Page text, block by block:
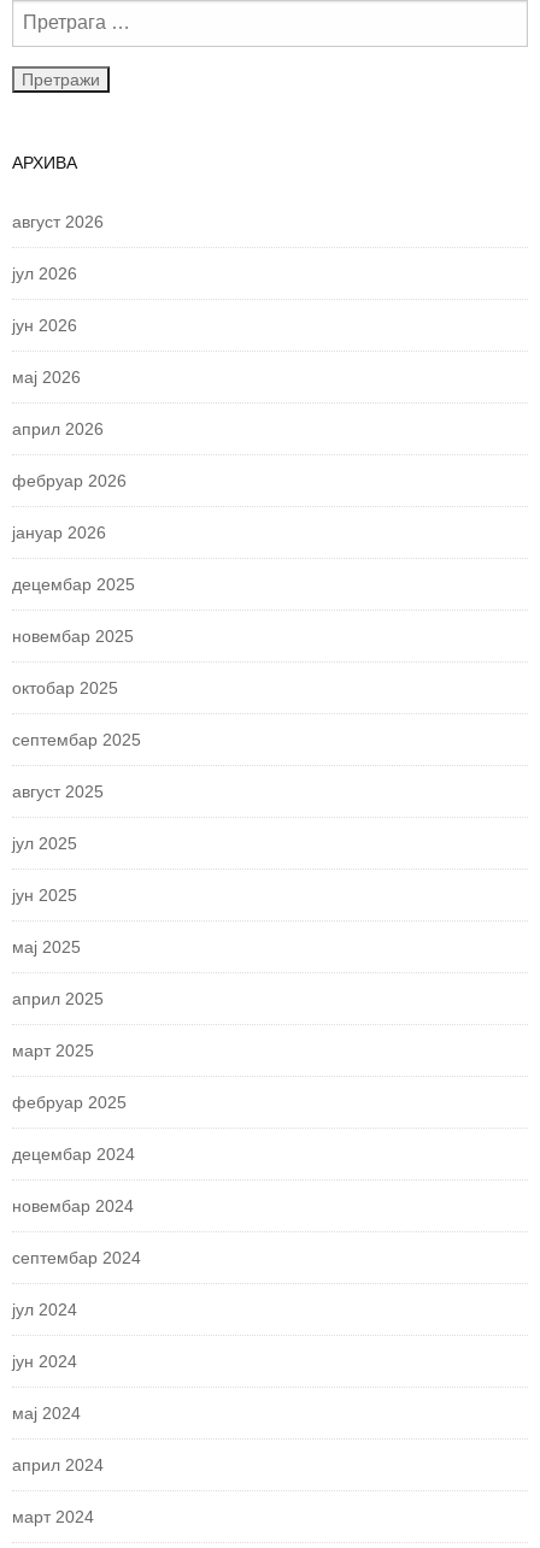
АРХИВА
август 2026
јул 2026
јун 2026
мај 2026
април 2026
фебруар 2026
јануар 2026
децембар 2025
новембар 2025
октобар 2025
септембар 2025
август 2025
јул 2025
јун 2025
мај 2025
април 2025
март 2025
фебруар 2025
децембар 2024
новембар 2024
септембар 2024
јул 2024
јун 2024
мај 2024
април 2024
март 2024